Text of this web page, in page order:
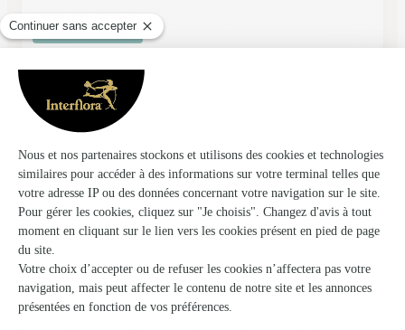
Voir la boutique
Pollen et Pepin
Aix Villemaur Palis
★★★★★4.2 (24)
5 rue Ernest Furgon